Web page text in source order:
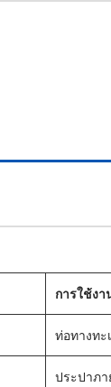
การใช้งา
ท่อทางทะ
ประปาภา